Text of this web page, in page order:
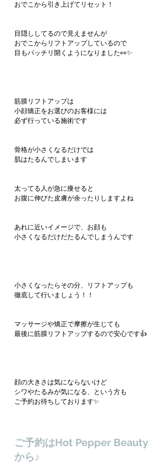
おでこから引き上げてリセット！
目隠ししてるので見えませんが
おでこからリフトアップしているので
目もパッチリ開くようになりました👀✨
筋膜リフトアップは
小顔矯正をお選びのお客様には
必ず行っている施術です
骨格が小さくなるだけでは
肌はたるんでしまいます
太ってる人が急に痩せると
お腹に伸びた皮膚が余ったりしますよね
あれに近いイメージで、お顔も
小さくなるだけだたるんでしまうんです
小さくなったらその分、リフトアップも
徹底して行いましょう！！
マッサージや矯正で摩擦が生じても
最後に筋膜リフトアップするので安心です👍
顔の大きさは気にならないけど
シワやたるみが気になる、という方も
ご予約お待ちしております✨
ご予約はHot Pepper Beauty
から♪